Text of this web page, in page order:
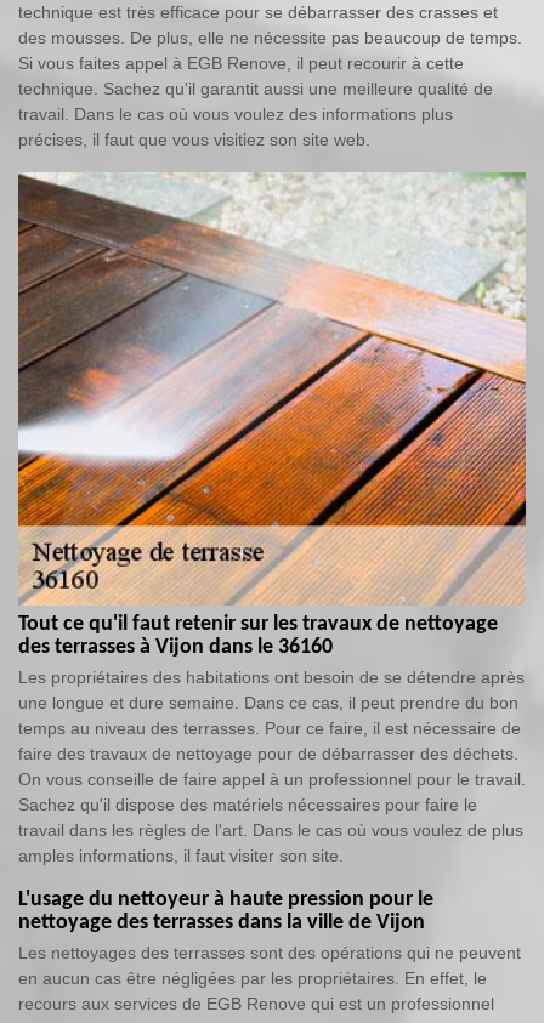
technique est très efficace pour se débarrasser des crasses et
des mousses. De plus, elle ne nécessite pas beaucoup de temps.
Si vous faites appel à EGB Renove, il peut recourir à cette
technique. Sachez qu'il garantit aussi une meilleure qualité de
travail. Dans le cas où vous voulez des informations plus
précises, il faut que vous visitiez son site web.
Tout ce qu'il faut retenir sur les travaux de nettoyage
des terrasses à Vijon dans le 36160
Les propriétaires des habitations ont besoin de se détendre après
une longue et dure semaine. Dans ce cas, il peut prendre du bon
temps au niveau des terrasses. Pour ce faire, il est nécessaire de
faire des travaux de nettoyage pour de débarrasser des déchets.
On vous conseille de faire appel à un professionnel pour le travail.
Sachez qu'il dispose des matériels nécessaires pour faire le
travail dans les règles de l'art. Dans le cas où vous voulez de plus
amples informations, il faut visiter son site.
L'usage du nettoyeur à haute pression pour le
nettoyage des terrasses dans la ville de Vijon
Les nettoyages des terrasses sont des opérations qui ne peuvent
en aucun cas être négligées par les propriétaires. En effet, le
recours aux services de EGB Renove qui est un professionnel